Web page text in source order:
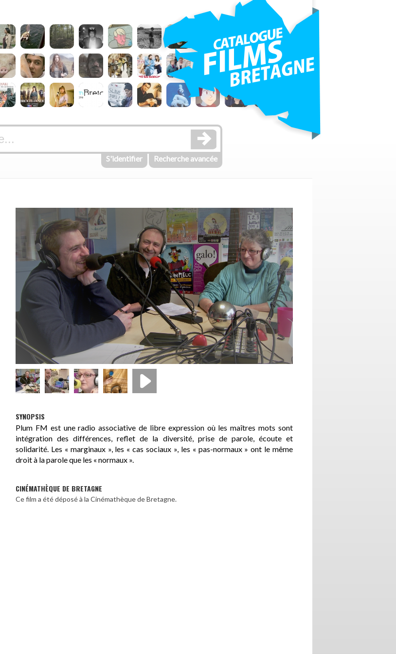
S'identifier Recherche avancée
SYNOPSIS
Plum FM est une radio associative de libre expression où les maîtres mots sont
intégration des différences, reflet de la diversité, prise de parole, écoute et
solidarité. Les « marginaux », les « cas sociaux », les « pas-normaux » ont le même
droit à la parole que les « normaux ».
CINÉMATHÈQUE DE BRETAGNE
Ce film a été déposé à la Cinémathèque de Bretagne.